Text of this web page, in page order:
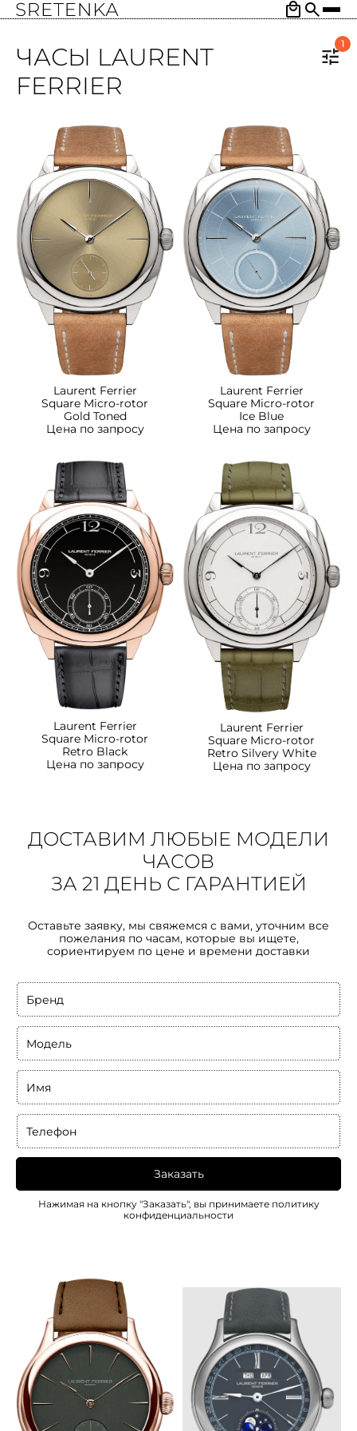
ЧАСЫ LAURENT
FERRIER
1
Laurent Ferrier
Square Micro-rotor
Gold Toned
Цена по запросу
Laurent Ferrier
Square Micro-rotor
Ice Blue
Цена по запросу
Laurent Ferrier
Square Micro-rotor
Retro Black
Цена по запросу
Laurent Ferrier
Square Micro-rotor
Retro Silvery White
Цена по запросу
ДОСТАВИМ ЛЮБЫЕ МОДЕЛИ
ЧАСОВ
ЗА 21 ДЕНЬ С ГАРАНТИЕЙ
Оставьте заявку, мы свяжемся с вами, уточним все
пожелания по часам, которые вы ищете,
сориентируем по цене и времени доставки
Бренд
Модель
Имя
Телефон
Заказать
Нажимая на кнопку "Заказать", вы принимаете политику
конфиденциальности